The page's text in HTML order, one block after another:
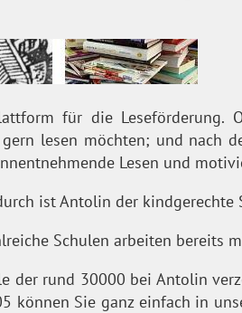
für die
lesen möchten; und nach
Lesen und
ist Antolin der kindgerechte
Schulen arbeiten bereits
der rund 30000 bei Antolin
können Sie ganz einfach in